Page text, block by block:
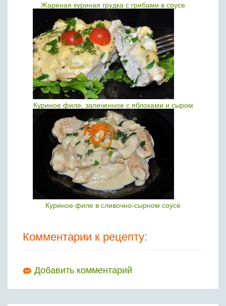
Жареная куриная грудка с грибами в соусе
Куриное филе, запеченное с яблоками и сыром
Куриное филе в сливочно-сырном соусе
Комментарии к рецепту:
Добавить комментарий